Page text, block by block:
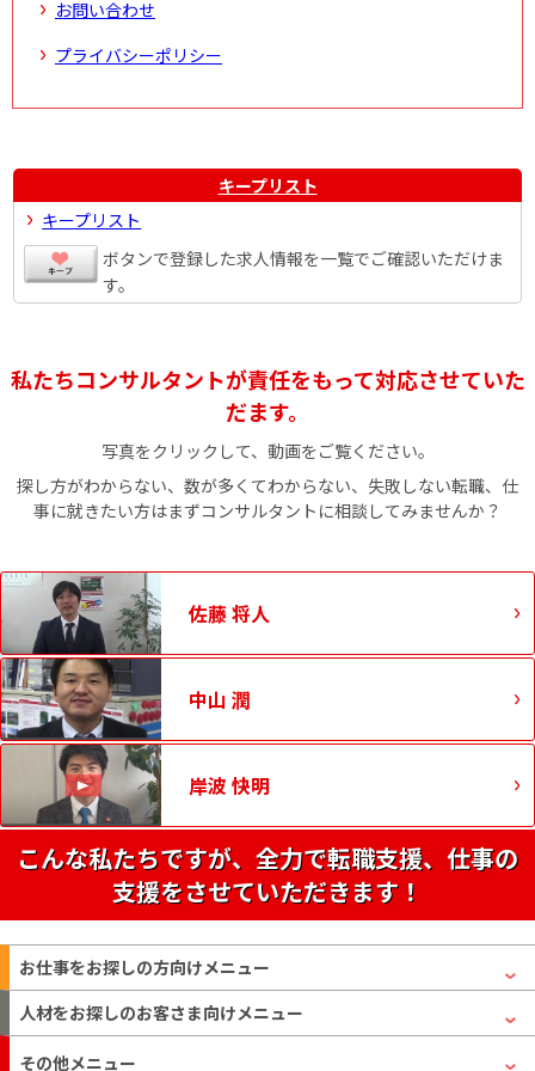
お問い合わせ
プライバシーポリシー
キープリスト
キープリスト
ボタンで登録した求人情報を一覧でご確認いただけま
す。
私たちコンサルタントが責任をもって対応させていた
だます。
写真をクリックして、動画をご覧ください。
探し方がわからない、数が多くてわからない、失敗しない転職、仕
事に就きたい方はまずコンサルタントに相談してみませんか？
佐藤 将人
中山 潤
岸波 快明
こんな私たちですが、全力で転職支援、仕事の
支援をさせていただきます！
お仕事をお探しの方向けメニュー
人材をお探しのお客さま向けメニュー
その他メニュー